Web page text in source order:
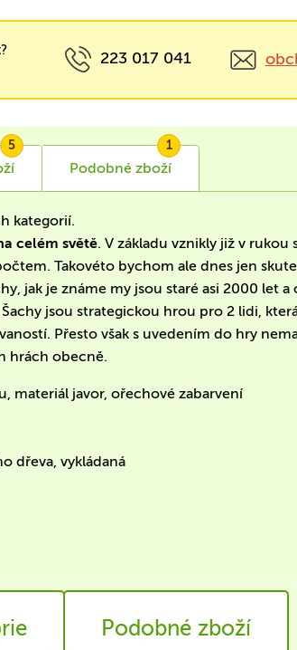
223 017 041
5
Podobné zboží
1
kategorií.
celém světě. V základu vznikly již v
Takovéto bychom ale dnes jen
jak je známe my jsou staré asi 2000 let
Šachy jsou strategickou hrou pro 2 lidi,
Přesto však s uvedením do hry
hrách obecně.
materiál javor, ořechové zabarvení
dřeva, vykládaná
Podobné zboží